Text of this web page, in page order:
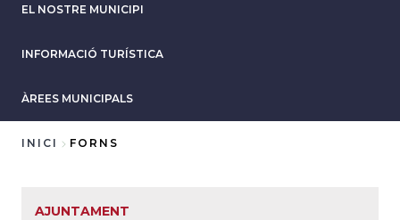
EL NOSTRE MUNICIPI
INFORMACIÓ TURÍSTICA
ÀREES MUNICIPALS
d'Ariadna
INICI FORNS
AJUNTAMENT